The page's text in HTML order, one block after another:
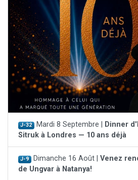
J-32 Mardi 8 Septembre |
Dinner
Sitruk à Londres — 10 ans déjà
J-9 Dimanche 16 Août | Venez
de Ungvar à Natanya!